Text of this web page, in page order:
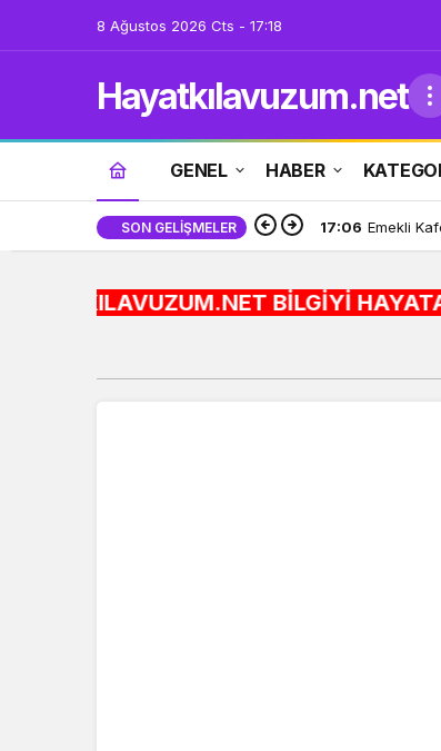
8 Ağustos 2026 Cts - 17:18
Hayatkılavuzum.net
GENEL HABER
SON GELIŞMELER 17:06 Emekli
KILAVUZUM.NET BİLGİYİ HAYATA